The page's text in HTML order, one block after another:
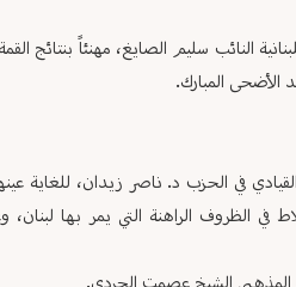
النائب سليم الصايغ، مهنئاً بنتائج القمة
الأضحى المبارك.
في الحزب د. ناصر زيدان، للغاية
في الظروف الراهنة التي يمر بها